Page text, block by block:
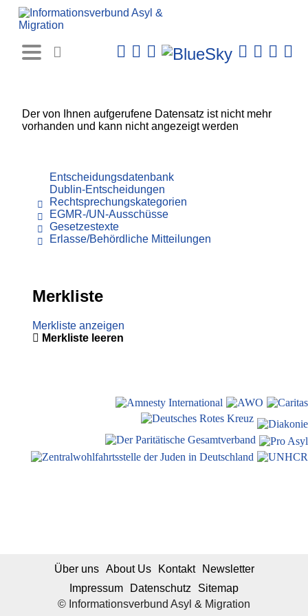
Der von Ihnen aufgerufene Datensatz ist nicht mehr
vorhanden und kann nicht angezeigt werden
Entscheidungsdatenbank
Dublin-Entscheidungen
Rechtsprechungskategorien
EGMR-/UN-Ausschüsse
Gesetzestexte
Erlasse/Behördliche Mitteilungen
Merkliste
Merkliste anzeigen
Merkliste leeren
© Informationsverbund Asyl & Migration
Über uns About Us Kontakt
Newsletter
Impressum
Datenschutz Sitemap